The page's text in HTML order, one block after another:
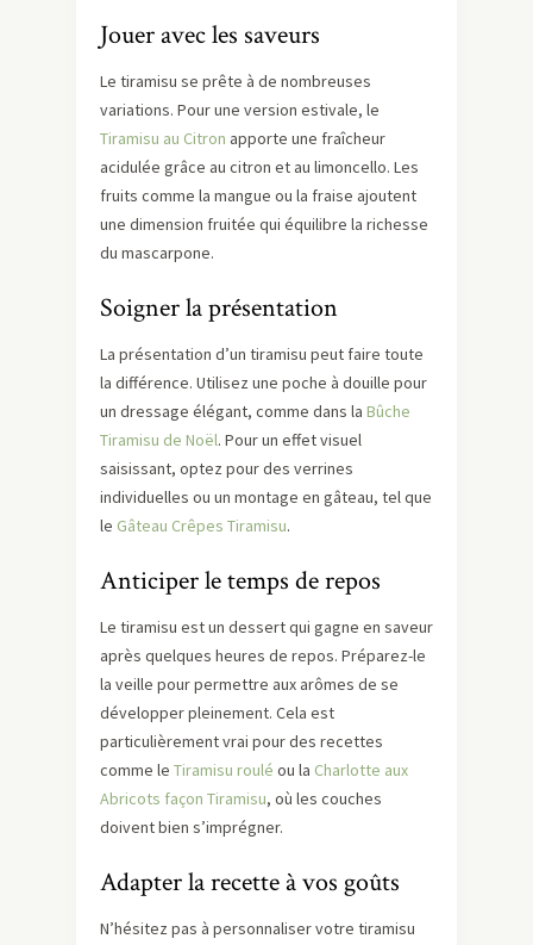
Jouer avec les saveurs
Le tiramisu se prête à de nombreuses
variations. Pour une version estivale, le
Tiramisu au Citron apporte une fraîcheur
acidulée grâce au citron et au limoncello. Les
fruits comme la mangue ou la fraise ajoutent
une dimension fruitée qui équilibre la richesse
du mascarpone.
Soigner la présentation
La présentation d’un tiramisu peut faire toute
la différence. Utilisez une poche à douille pour
un dressage élégant, comme dans la Bûche
Tiramisu de Noël. Pour un effet visuel
saisissant, optez pour des verrines
individuelles ou un montage en gâteau, tel que
le Gâteau Crêpes Tiramisu.
Anticiper le temps de repos
Le tiramisu est un dessert qui gagne en saveur
après quelques heures de repos. Préparez-le
la veille pour permettre aux arômes de se
développer pleinement. Cela est
particulièrement vrai pour des recettes
comme le Tiramisu roulé ou la Charlotte aux
Abricots façon Tiramisu, où les couches
doivent bien s’imprégner.
Adapter la recette à vos goûts
N’hésitez pas à personnaliser votre tiramisu